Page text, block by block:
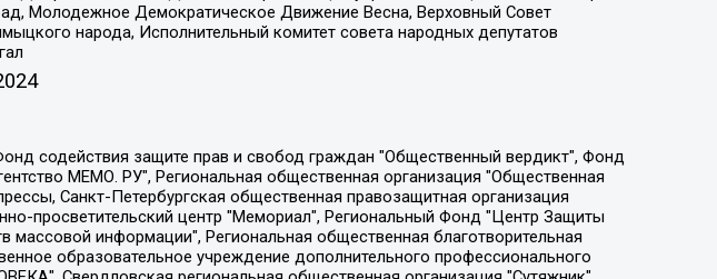
Молодежное Демократическое Движение Весна, Верховный Совет
народа, Исполнительный комитет совета народных депутатов
ИНОСТРАННЫЙ АГЕНТ", Арапова Галина Юрьевна, Вольтская Татьяна Анатольевна, Американская компания "Mason G.E.S. Anonymous Foundation" (США), являющаяся владельцем интернет-издания https://mnews.world/, Компания "Stichting Bellingcat", зарегистрированная в Нидерландах (дата регистрации 11.07.2018), Захаров Андрей Вячеславович, Клепиковская Екатерина Дмитриевна, Общество с ограниченной ответственностью "МЕМО", Перл Роман Александрович, Симонов Евгений Алексеевич, Соловьева Елена Анатольевна, Сотников Даниил Владимирович, Сурначева Елизавета Дмитриевна, Автономная некоммерческая организация по защите прав человека и информированию населения "Якутия – Наше Мнение", Общество с ограниченной ответственностью "Москоу диджитал медиа", с 26.01.2023 Общество с ограниченной ответственностью "Чайка Белые сады", Ветошкина Валерия Валерьевна, Заговора Максим Александрович, Межрегиональное общественное движение "Российская ЛГБТ - сеть", Оленичев Максим Владимирович, Павлов Иван Юрьевич, Скворцова Елена Сергеевна, Общество с ограниченной ответственностью "Как бы инагент", Кочетков Игорь Викторович, Общество с ограниченной ответственностью "Честные выборы", Еланчик Олег Александрович, Общество с ограниченной ответственностью "Нобелевский призыв", Гималова Регина Эмилевна, Григорьев Андрей Валерьевич, Григорьева Алина Александровна, Ассоциация по содействию защите прав призывников, альтернативнослужащих и военнослужащих "Правозащитная группа "Гражданин.Армия.Право", Хисамова Регина Фаритовна, Автономная некоммерческая организация по реализации социально-правовых программ "Лилит", Дальневосточное общественное движение "Маяк", Санкт-Петербургская ЛГБТ-инициативная группа "Выход", Инициативная группа ЛГБТ+ "Реверс", Алексеев Андрей Викторович, Бекбулатова Таисия Львовна, Беляев Иван Михайлович, Владыкина Елена Сергеевна, Гельман Марат Александрович, Никульшина Вероника Юрьевна, Толоконникова Надежда Андреевна, Шендерович Виктор Анатольевич, Общество с ограниченной ответственностью "Данное сообщение", Общество с ограниченной ответственностью Издательский дом "Новая глава", Айнбиндер Александра Александровна, Московский комьюнити-центр для ЛГБТ+инициатив, Благотворительный фонд развития филантропии, Deutsche Welle (Германия, Kurt-Schumacher-Strasse 3, 53113 Bonn), Борзунова Мария Михайловна, Воробьев Виктор Викторович, Голубева Анна Львовна, Константинова Алла Михайловна, Малкова Ирина Владимировна, Мурадов Мурад Абдулгалимович, Осетинская Елизавета Николаевна, Понасенков Евгений Николаевич, Ганапольский Матвей Юрьевич, Киселев Евгений Алексеевич, Борухович Ирина Григорьевна, Дремин Иван Тимофеевич, Дубровский Дмитрий Викторович, Красноярская региональная общественная организация поддержки и развития альтернативных образовательных технологий и межкультурных коммуникаций "ИНТЕРРА", Маяковская Екатерина Алексеевна, Фейгин Марк Захарович, Филимонов Андрей Викторович, Дзугкоева Регина Николаевна, Доброхотов Роман Александрович, Дудь Юрий Александрович, Елкин Сергей Владимирович, Кругликов Кирилл Игоревич, Сабунаева Мария Леонидовна, Семенов Алексей Владимирович, Шаинян Карен Багратович, Шульман Екатерина Михайловна, Асафьев Артур Валерьевич, Вахштайн Виктор Семенович, Венедиктов Алексей Алексеевич, Лушникова Екатерина Евгеньевна, Волков Леонид Михайлович, Невзоров Александр Глебович, Пархоменко Сергей Борисович, Сироткин Ярослав Николаевич, Кара-Мурза Владимир Владимирович, Баранова Наталья Владимировна, Гозман Леонид Яковлевич, Кагарлицкий Борис Юльевич, Климарев Михаил Валерьевич, Милов Владимир Станиславович, Автономная некоммерческая организация Краснодарский центр современного искусства "Типография", Моргенштерн Алишер Тагирович, Соболь Любовь Эдуардовна, Общество с ограниченной ответственностью "ЛИЗА НОРМ", Каспаров Гарри Кимович, Ходорковский Михаил Борисович, Общество с ограниченной ответственностью "Апрельские тезисы", Данилович Ирина Брониславовна, Кашин Олег Владимирович, Петров Николай Владимирович, Пивоваров Алексей Владимирович, Соколов Михаил Владимирович, Цветкова Юлия Владимировна, Чичваркин Евгений Александрович, Комитет против пыток/Команда против пыток, Общество с ограниченной ответственностью "Первый научный", Общество с ограниченной ответственностью "Вертолет и ко", Белоцерковская Вероника Борисовна, Кац Максим Евгеньевич, Лазарева Татьяна Юрьевна, Шаведдинов Руслан Табризович, Яшин Илья Валерьевич, Общество с ограниченной ответственностью "Иноагент ААВ", Алешковский Дмитрий Петрович, Альбац Евгения Марковна, Быков Дмитрий Львович, Галямина Юлия Евгеньевна, Лойко Сергей Леонидович, Мартынов Кирилл Константинович, Медведев Сергей Александрович, Крашенинников Федор Геннадиевич, Гордеева Катерина Вл